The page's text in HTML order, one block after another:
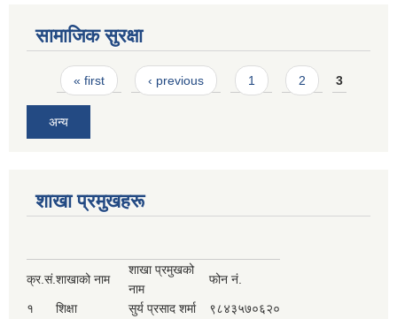
सामाजिक सुरक्षा
Pages
« first ‹ previous 1 2 3
अन्य
शाखा प्रमुखहरू
क्र.सं.शाखाको नाम
शाखा प्रमुखको
नाम
फोन नं.
१ शिक्षा सुर्य प्रसाद शर्मा
९८४३५७०६२०